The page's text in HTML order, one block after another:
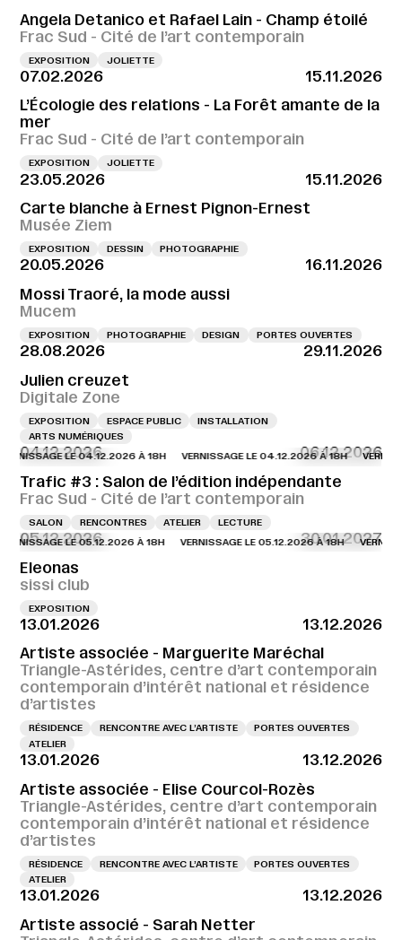
Angela Detanico et Rafael Lain - Champ étoilé
Frac Sud - Cité de l’art contemporain
EXPOSITION JOLIETTE
07.02.2026
15.11.2026
L’Écologie des relations - La Forêt amante de la
mer
Frac Sud - Cité de l’art contemporain
EXPOSITION JOLIETTE
23.05.2026
15.11.2026
Carte blanche à Ernest Pignon-Ernest
Musée Ziem
EXPOSITION DESSIN PHOTOGRAPHIE
20.05.2026
16.11.2026
Mossi Traoré, la mode aussi
Mucem
EXPOSITION PHOTOGRAPHIE DESIGN PORTES OUVERTES
28.08.2026
29.11.2026
Julien creuzet
Digitale Zone
EXPOSITION ESPACE PUBLIC
INSTALLATION
ARTS NUMÉRIQUES
04.12.2026 06.12.2026
LE 04.12.2026 À 18H VERNISSAGE LE 04.12.2026 À 18H
Trafic #3 : Salon de l’édition indépendante
Frac Sud - Cité de l’art contemporain
SALON RENCONTRES ATELIER LECTURE
05.12.2026 30.01.2027
LE 05.12.2026 À 18H VERNISSAGE LE 05.12.2026 À 18H
Eleonas
sissi club
EXPOSITION
13.01.2026
13.12.2026
Artiste associée - Marguerite Maréchal
Triangle-Astérides, centre d’art contemporain
contemporain d’intérêt national et résidence
d’artistes
RÉSIDENCE RENCONTRE AVEC L’ARTISTE
PORTES OUVERTES
ATELIER
13.01.2026
13.12.2026
Artiste associée - Elise Courcol-Rozès
Triangle-Astérides, centre d’art contemporain
contemporain d’intérêt national et résidence
d’artistes
RÉSIDENCE RENCONTRE AVEC L’ARTISTE
PORTES OUVERTES
ATELIER
13.01.2026
13.12.2026
Artiste associé - Sarah Netter